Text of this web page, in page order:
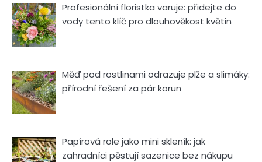
Profesionální floristka varuje: přidejte do
vody tento klíč pro dlouhověkost květin
Měď pod rostlinami odrazuje plže a slimáky:
přírodní řešení za pár korun
Papírová role jako mini skleník: jak
zahradníci pěstují sazenice bez nákupu